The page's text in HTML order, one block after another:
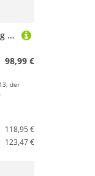
Nnormal Kjerag Trail Running Shoes Schwarz EU 38 2/3 Mann
98,99 €
der
118,95 €
123,47 €